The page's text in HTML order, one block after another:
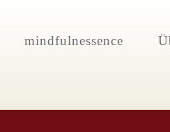
mindfulnessence